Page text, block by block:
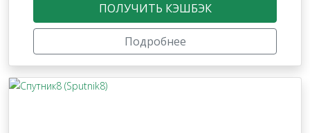
ПОЛУЧИТЬ КЭШБЭК
Подробнее